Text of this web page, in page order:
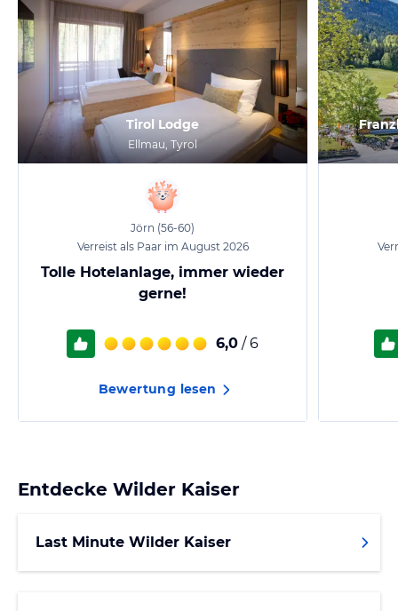
Tirol Lodge
Ellmau, Tyrol
Jörn (56-60)
Verreist als Paar im August 2026
Tolle Hotelanlage, immer wieder
gerne!
6,0 / 6
Bewertung lesen
Entdecke Wilder Kaiser
Last Minute Wilder Kaiser